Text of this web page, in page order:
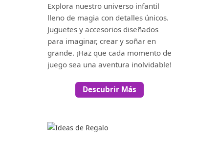
Explora nuestro universo infantil
lleno de magia con detalles únicos.
Juguetes y accesorios diseñados
para imaginar, crear y soñar en
grande. ¡Haz que cada momento de
juego sea una aventura inolvidable!
Descubrir Más